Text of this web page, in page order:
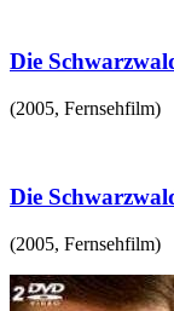
Die
(2005, Fernsehfilm)
Die
(2005, Fernsehfilm)